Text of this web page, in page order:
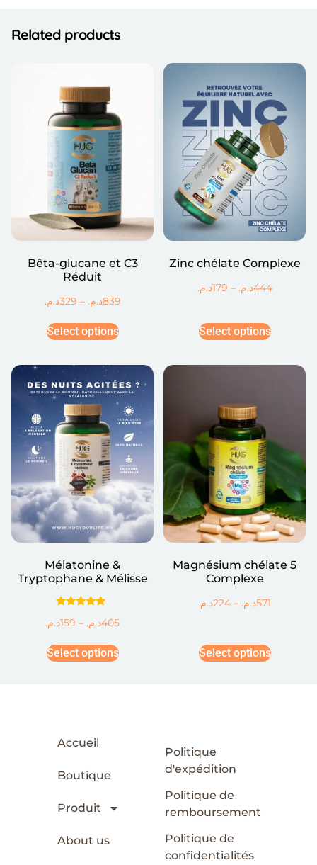
Related products
Bêta-glucane et C3
Réduit
329د.م. – 839د.م.
Select options
Zinc chélate Complexe
179د.م. – 444د.م.
Select options
Mélatonine &
Tryptophane & Mélisse
5.00
159د.م. – 405د.م.
Select options
Magnésium chélate 5
Complexe
224د.م. – 571د.م.
Select options
Accueil
Boutique
Produit
About us
Politique
d'expédition
Politique de
remboursement
Politique de
confidentialités